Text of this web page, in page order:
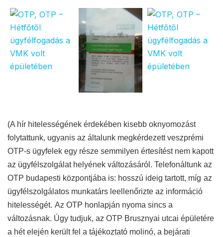
(A hír hitelességének érdekében kisebb oknyomozást
folytattunk, ugyanis az általunk megkérdezett veszprémi
OTP-s ügyfelek egy része semmilyen értesítést nem kapott
az ügyfélszolgálat helyének változásáról. Telefonáltunk az
OTP budapesti központjába is: hosszú ideig tartott, míg az
ügyfélszolgálatos munkatárs leellenőrizte az információ
hitelességét. Az OTP honlapján nyoma sincs a
változásnak. Úgy tudjuk, az OTP Brusznyai utcai épületére
a hét elején került fel a tájékoztató molinó, a bejárati